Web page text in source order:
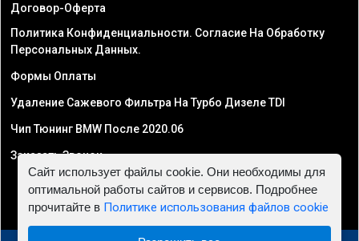
Договор-Оферта
Политика Конфиденциальности. Согласие На Обработку
Персональных Данных.
Формы Оплаты
Удаление Сажевого Фильтра На Турбо Дизеле TDI
Чип Тюнинг BMW После 2020.06
Заказать Звонок
Сайт использует файлы cookie. Они необходимы для
оптимальной работы сайтов и сервисов. Подробнее
прочитайте в Политике использования файлов cookie